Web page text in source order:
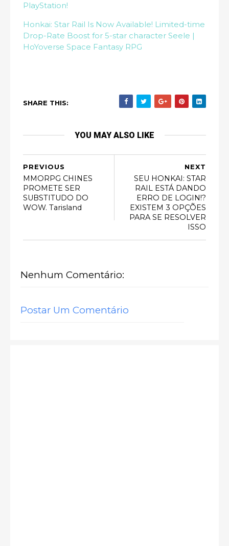
PlayStation!
Honkai: Star Rail Is Now Available! Limited-time
Drop-Rate Boost for 5-star character Seele |
HoYoverse Space Fantasy RPG
SHARE THIS:
YOU MAY ALSO LIKE
NEXT
SEU HONKAI: STAR
RAIL ESTÁ DANDO
ERRO DE LOGIN!?
EXISTEM 3 OPÇÕES
PARA SE RESOLVER
ISSO
PREVIOUS
MMORPG CHINES
PROMETE SER
SUBSTITUDO DO
WOW. Tarisland
Nenhum Comentário:
Postar Um Comentário